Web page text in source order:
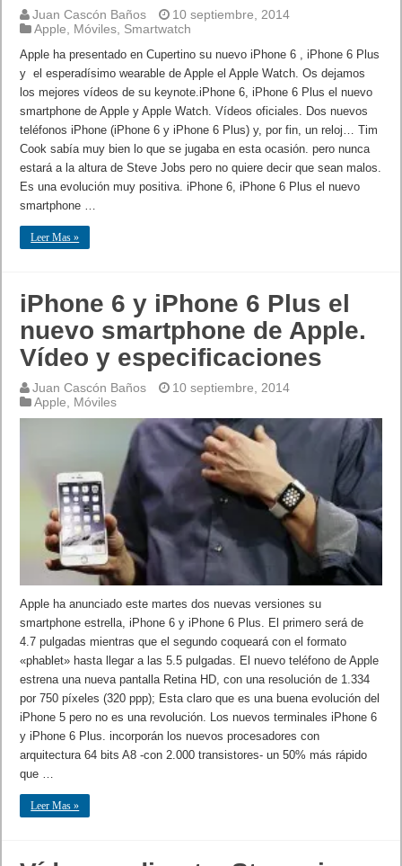
Juan Cascón Baños
10 septiembre, 2014
Apple, Móviles, Smartwatch
Apple ha presentado en Cupertino su nuevo iPhone 6 , iPhone 6 Plus
y el esperadísimo wearable de Apple el Apple Watch. Os dejamos
los mejores vídeos de su keynote.iPhone 6, iPhone 6 Plus el nuevo
smartphone de Apple y Apple Watch. Vídeos oficiales. Dos nuevos
teléfonos iPhone (iPhone 6 y iPhone 6 Plus) y, por fin, un reloj… Tim
Cook sabía muy bien lo que se jugaba en esta ocasión. pero nunca
estará a la altura de Steve Jobs pero no quiere decir que sean malos.
Es una evolución muy positiva. iPhone 6, iPhone 6 Plus el nuevo
smartphone …
Leer Mas »
iPhone 6 y iPhone 6 Plus el
nuevo smartphone de Apple.
Vídeo y especificaciones
Juan Cascón Baños
10 septiembre, 2014
Apple, Móviles
Apple ha anunciado este martes dos nuevas versiones su
smartphone estrella, iPhone 6 y iPhone 6 Plus. El primero será de
4.7 pulgadas mientras que el segundo coqueará con el formato
«phablet» hasta llegar a las 5.5 pulgadas. El nuevo teléfono de Apple
estrena una nueva pantalla Retina HD, con una resolución de 1.334
por 750 píxeles (320 ppp); Esta claro que es una buena evolución del
iPhone 5 pero no es una revolución. Los nuevos terminales iPhone 6
y iPhone 6 Plus. incorporán los nuevos procesadores con
arquitectura 64 bits A8 -con 2.000 transistores- un 50% más rápido
que …
Leer Mas »